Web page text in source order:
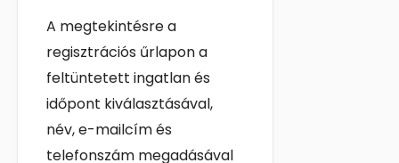
A megtekintésre a
regisztrációs űrlapon a
feltüntetett ingatlan és
időpont kiválasztásával,
név, e-mailcím és
telefonszám megadásával